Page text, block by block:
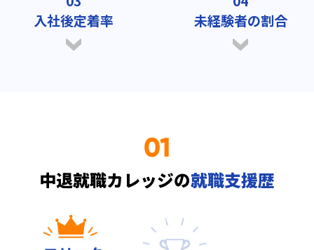
入社後定着率
未経験者の割合
01
中退就職カレッジの就職支援歴